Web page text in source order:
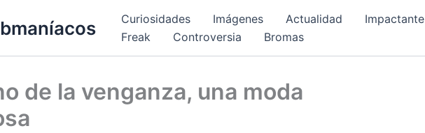
Curiosidades Imágenes Actualidad Impactante
Freak
Controversia Bromas
de la venganza, una moda